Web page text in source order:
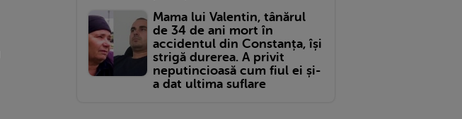
Mama lui Valentin, tânărul
de 34 de ani mort în
accidentul din Constanța, își
strigă durerea. A privit
neputincioasă cum fiul ei și-
a dat ultima suflare